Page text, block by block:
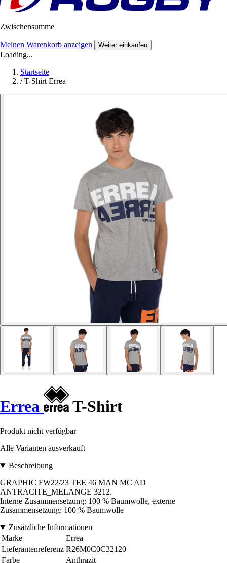
Zwischensumme
Meinen Warenkorb anzeigen Weiter einkaufen
Loading...
Startseite
/ T-Shirt Errea
Errea T-Shirt
Produkt nicht verfügbar
Alle Varianten ausverkauft
Beschreibung
GRAPHIC FW22/23 TEE 46 MAN MC AD
ANTRACITE_MELANGE 3212.
Interne Zusammensetzung: 100 % Baumwolle, externe
Zusammensetzung: 100 % Baumwolle
Zusätzliche Informationen
Marke
Errea
Lieferantenreferenz R26M0C0C32120
Farbe
Anthrazit